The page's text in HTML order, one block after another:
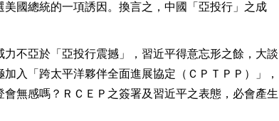
國總統的一項誘因。換言之，中國「亞投行」之成
不亞於「亞投行震撼」，習近平得意忘形之餘，大談
入「跨太平洋夥伴全面進展協定（ＣＰＴＰＰ）」，
無感嗎？ＲＣＥＰ之簽署及習近平之表態，必會產生